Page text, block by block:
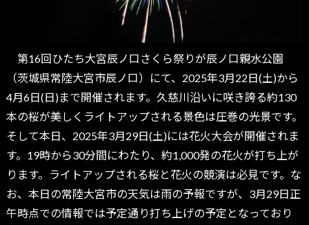
第16回ひたち大宮辰ノ口さくら祭りが辰ノ口親水公園
（茨城県常陸大宮市辰ノ口）にて、2025年3月22日(土)から
4月6日(日)まで開催されます。久慈川沿いに咲き誇る約130
本の桜が美しくライトアップされる景色は圧巻の光景です。
そして本日、2025年3月29日(土)には花火大会が開催されま
す。19時から30分間にわたり、約1,000発の花火が打ち上が
ります。ライトアップされる桜と花火の競演は必見です。な
お、本日の常陸大宮市の天気は雨の予報ですが、3月29日正
午時点での情報では予定通り打ち上げの予定となっており